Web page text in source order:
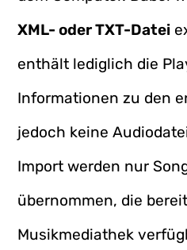
XML- oder TXT-Datei
enthält lediglich die
Informationen zu den
jedoch keine
Import werden nur
übernommen, die
Musikmediathek